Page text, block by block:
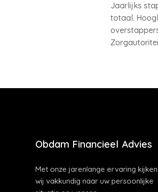
Jaarlijks
totaal.
Obdam Financieel Advies
Met onze jarenlange ervaring kijken
wij vakkundig naar uw persoonlijke